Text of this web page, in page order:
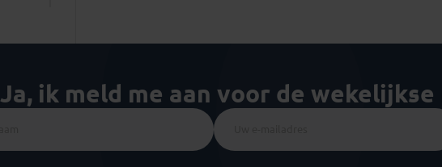
Ja, ik meld me aan voor de